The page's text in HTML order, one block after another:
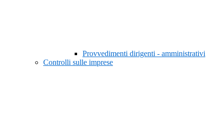
Provvedimenti dirigenti - amministrativi
Controlli sulle imprese